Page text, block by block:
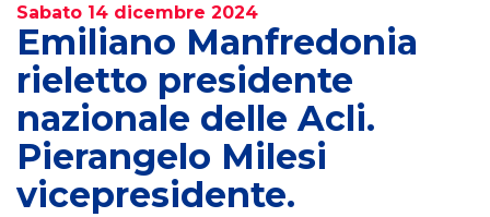
Sabato 14 dicembre 2024
Emiliano Manfredonia
rieletto presidente
nazionale delle Acli.
Pierangelo Milesi
vicepresidente.